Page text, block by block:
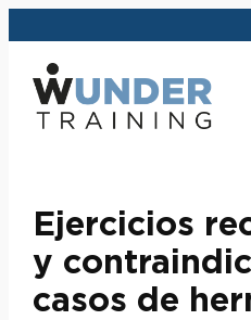
al
contenido
Ejercicios
y
casos de